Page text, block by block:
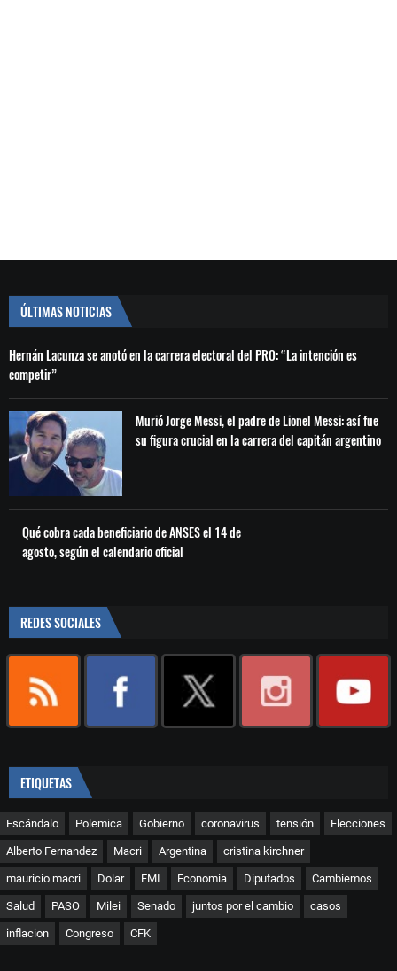
ÚLTIMAS NOTICIAS
Hernán Lacunza se anotó en la carrera electoral del PRO: “La intención es
competir”
Murió Jorge Messi, el padre de Lionel Messi: así fue
su figura crucial en la carrera del capitán argentino
Qué cobra cada beneficiario de ANSES el 14 de
agosto, según el calendario oficial
REDES SOCIALES
ETIQUETAS
Escándalo Polemica Gobierno coronavirus tensión Elecciones
Alberto Fernandez Macri Argentina cristina kirchner
mauricio macri Dolar FMI Economia Diputados Cambiemos
Salud PASO Milei Senado juntos por el cambio casos
inflacion Congreso CFK